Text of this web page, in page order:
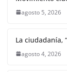
agosto 5, 2026
La ciudadanía,
agosto 4, 2026